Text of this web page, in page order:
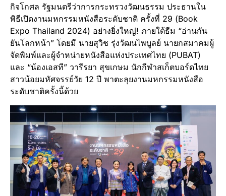
กิจโกศล รัฐมนตรีว่าการกระทรวงวัฒนธรรม ประธานใน
พิธีเปิดงานมหกรรมหนังสือระดับชาติ ครั้งที่ 29 (Book
Expo Thailand 2024) อย่างยิ่งใหญ่! ภายใต้ธีม “อ่านกัน
ยันโลกหน้า” โดยมี นายสุวิช รุ่งวัฒนไพบูลย์ นายกสมาคมผู้
จัดพิมพ์และผู้จำหน่ายหนังสือแห่งประเทศไทย (PUBAT)
และ “น้องเอสที” วารีรยา สุขเกษม นักกีฬาสเก็ตบอร์ดไทย
สาวน้อยมหัศจรรย์วัย 12 ปี พาตะลุยงานมหกรรมหนังสือ
ระดับชาติครั้งนี้ด้วย